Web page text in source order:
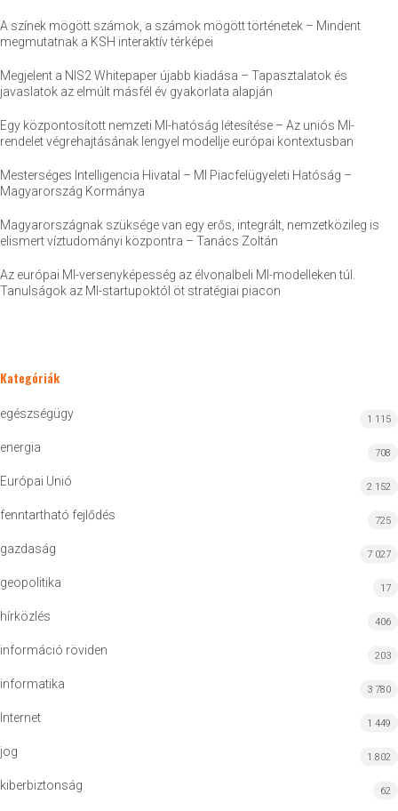
A színek mögött számok, a számok mögött történetek – Mindent
megmutatnak a KSH interaktív térképei
Megjelent a NIS2 Whitepaper újabb kiadása – Tapasztalatok és
javaslatok az elmúlt másfél év gyakorlata alapján
Egy központosított nemzeti MI-hatóság létesítése – Az uniós MI-
rendelet végrehajtásának lengyel modellje európai kontextusban
Mesterséges Intelligencia Hivatal – MI Piacfelügyeleti Hatóság –
Magyarország Kormánya
Magyarországnak szüksége van egy erős, integrált, nemzetközileg is
elismert víztudományi központra – Tanács Zoltán
Az európai MI-versenyképesség az élvonalbeli MI-modelleken túl.
Tanulságok az MI-startupoktól öt stratégiai piacon
Kategóriák
egészségügy 1 115
energia 708
Európai Unió 2 152
fenntartható fejlődés 725
gazdaság 7 027
geopolitika 17
hírközlés 406
információ röviden 203
informatika 3 780
Internet 1 449
jog 1 802
kiberbiztonság 62